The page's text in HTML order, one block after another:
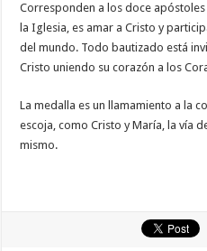
Corresponden a los doce
la Iglesia, es amar a Cristo y
del mundo. Todo bautizado está
Cristo uniendo su corazón a los
La medalla es un llamamiento a la
escoja, como Cristo y María, la vía
mismo.